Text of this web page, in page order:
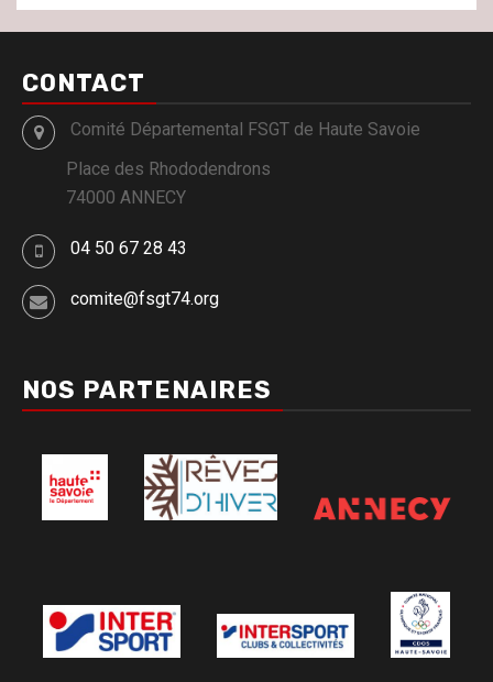
CONTACT
Comité Départemental FSGT de Haute Savoie
Place des Rhododendrons
74000 ANNECY
04 50 67 28 43
comite@fsgt74.org
NOS PARTENAIRES